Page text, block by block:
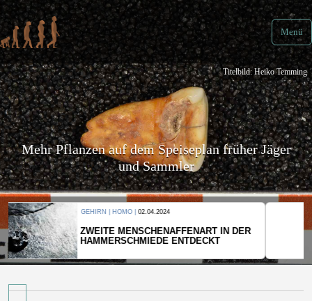
Menü
Titelbild: Heiko Temming
Mehr Pflanzen auf dem Speiseplan früher Jäger
und Sammler
KULTUR | 08.06.2024
WER HAT DEN GRÖSSTEN GRABHÜGEL?